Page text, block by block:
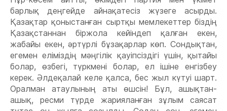
барлық деңгейде айнақатесіз жүзеге асырды.
Қазақтар қоныстанған сыртқы мемлекеттер біздің
Қазақстаннан біржола кейіндеп қалған екен,
жабайы екен, əртүрлі бұзақарлар көп. Сондықтан,
егемен еліміздің мəңгілік қауіпсіздігі үшін, қытайы
болар, өзбегі, түркмені болар, ел ішіне енгізбеу
керек. Əлдеқалай келе қалса, бес жыл күтуі шарт.
Оралман атаулының аты өшсін! Бұл, ашықтан-
ашық, ресми түрде жарияланған зұлым саясат